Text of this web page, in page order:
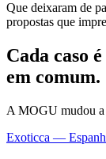
Que deixaram de
propostas que
Cada caso
em comum.
A MOGU mudou a
Exoticca —